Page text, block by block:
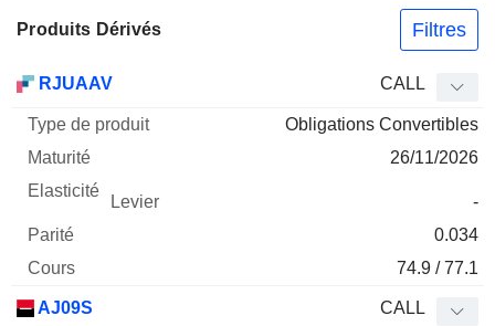
Produits Dérivés Filtres
Mnemo Type produit
Elasticité Levier Parité
RJUAAV CALL
Obligations Convertibles
26/11/2026
-
0.034
74.9 / 77.1
AJ09S CALL